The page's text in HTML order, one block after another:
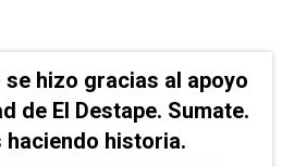
hizo gracias al apoyo
de El Destape. Sumate.
haciendo historia.